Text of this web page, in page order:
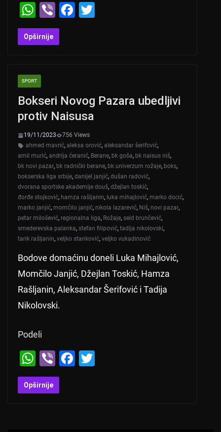
W
h
at
A
p
p
Vi
b
er
F
o
k
Opširnije
SPORT
Bokseri Novog Pazara ubedljivi
protiv Naisusa
19/11/2023
756 Views
ahmed mavrić, aleksa orović, aleksandar šerifović,
amil murić, andrija ćeranić, Berane, bk goša, bk naisus niš,
bk novi pazar, bk radnički berane, bk univerzum rožaje, boks,
bokserska liga srbije, danijel janjić, dušan radović,
dvorana sportske akademije douš, džejlan toskić,
đorđe stojković, hamza rašljanin, luka mihajlović, marko docić,
marko janjić, momčilo janjić, nikola lazarević, Niš, novi pazar,
petar milošević, regionalna liga, Rožaje, seid brunčević,
smederevska palanka, stefan filipović, tadija nikolovski,
tarik rašljanin, veljko stanković, veljko vukadinović
Bodove domaćinu doneli Luka Mihajlović,
Momčilo Janjić, Džejlan Toskić, Hamza
Rašljanin, Aleksandar Šerifović i Tadija
Nikolovski.
Podeli
W
h
at
Vi
b
er
F
Opširnije